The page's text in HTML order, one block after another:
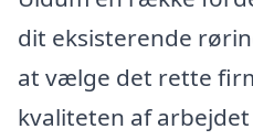
dit eksisterende
at vælge det rette
kvaliteten af